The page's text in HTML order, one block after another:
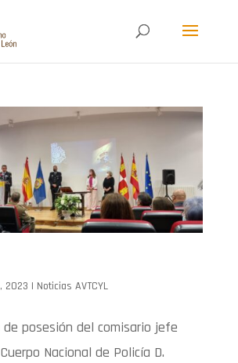
2023 | Noticias AVTCYL
posesión del comisario jefe
Nacional de Policía D.